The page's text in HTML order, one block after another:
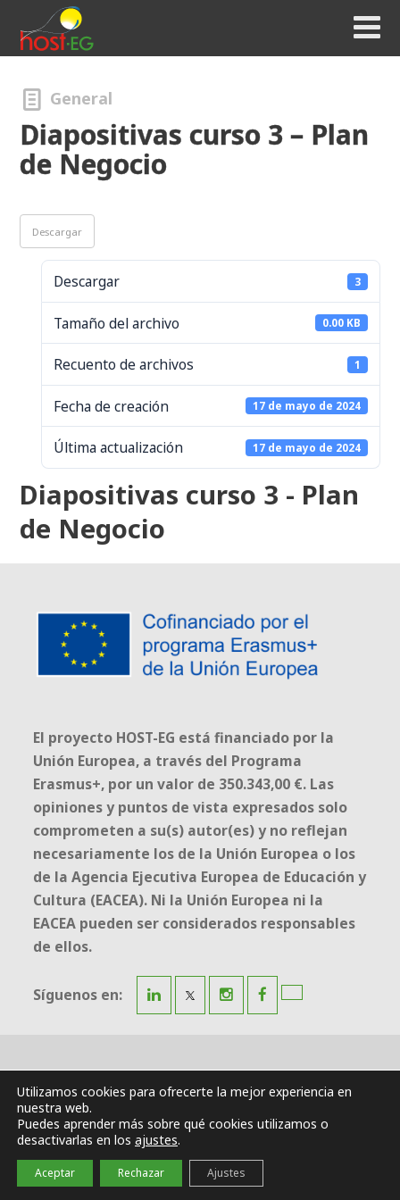
General
Diapositivas curso 3 – Plan
de Negocio
Descargar
Descargar 3
Tamaño del archivo 0.00 KB
Recuento de archivos 1
Fecha de creación 17 de mayo de 2024
Última actualización 17 de mayo de 2024
Diapositivas curso 3 - Plan
de Negocio
El proyecto HOST-EG está financiado por la
Unión Europea, a través del Programa
Erasmus+, por un valor de 350.343,00 €. Las
opiniones y puntos de vista expresados solo
comprometen a su(s) autor(es) y no reflejan
necesariamente los de la Unión Europea o los
de la Agencia Ejecutiva Europea de Educación y
Cultura (EACEA). Ni la Unión Europea ni la
EACEA pueden ser considerados responsables
de ellos.
Síguenos en:
Proyecto HOST-EG.
Aviso Legal/Política de privacidad/
Utilizamos cookies para ofrecerte la mejor experiencia en
nuestra web.
Puedes aprender más sobre qué cookies utilizamos o
desactivarlas en los ajustes.
Aceptar Rechazar Ajustes